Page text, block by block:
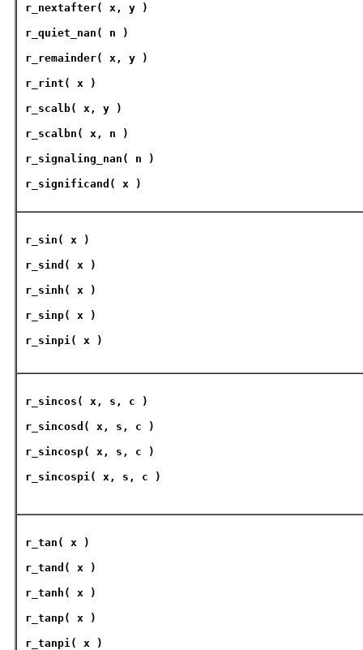
r_nextafter( x, y )
r_quiet_nan ( n )
r_remainder( x, y )
r_rint ( x )
r_scalb( x, y )
r_scalbn ( x, n )
r_signaling_nan ( n )
r_significand ( x )
r_sin ( x )
r_sind ( x )
r_sinh ( x )
r_sinp( x )
r_sinpi ( x )
r_sincos ( x, s, c )
r_sincosd ( x, s, c )
r_sincosp( x, s, c )
r_sincospi ( x, s, c )
r_tan ( x )
r_tand ( x )
r_tanh ( x )
r_tanp( x )
r_tanpi ( x )